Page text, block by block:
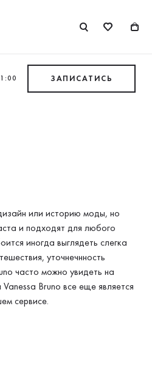
ЗАПИСАТИСЬ
или историю моды, но
и подходят для любого
иногда выглядеть слегка
уточнечнность
часто можно увидеть на
Bruno все еще является
сервисе.